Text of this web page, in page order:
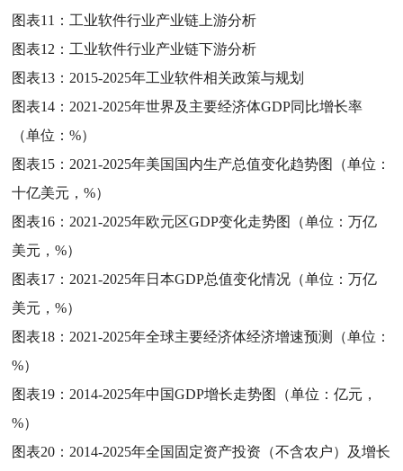
图表11： 工业软件行业产业链上游分析
图表12： 工业软件行业产业链下游分析
图表13： 2015-2025年工业软件相关政策与规划
图表14： 2021-2025年世界及主要经济体GDP同比增长率
（单位：%）
图表15： 2021-2025年美国国内生产总值变化趋势图（单位：
十亿美元，%）
图表16： 2021-2025年欧元区GDP变化走势图（单位：万亿
美元，%）
图表17： 2021-2025年日本GDP总值变化情况（单位：万亿
美元，%）
图表18： 2021-2025年全球主要经济体经济增速预测（单位：
%）
图表19： 2014-2025年中国GDP增长走势图（单位：亿元，
%）
图表20： 2014-2025年全国固定资产投资（不含农户）及增长